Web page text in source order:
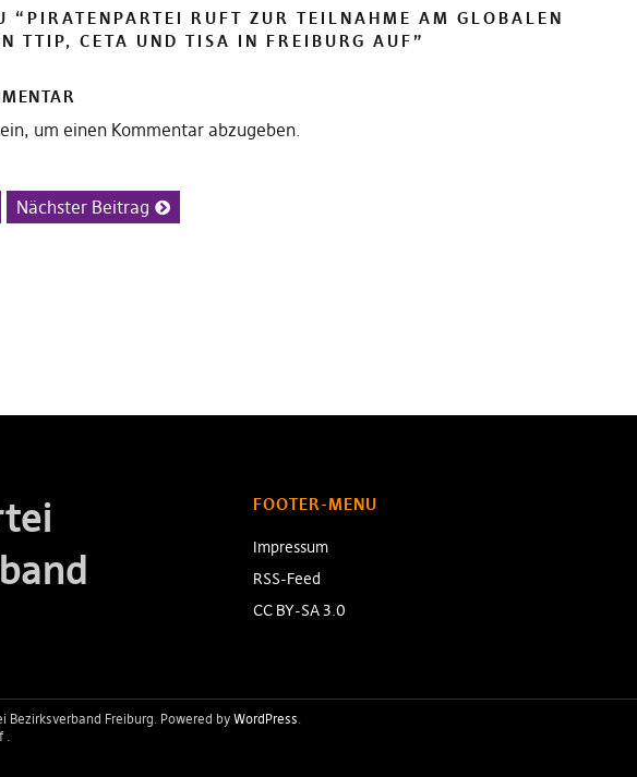
“ PIRATENPARTEI RUFT ZUR TEILNAHME AM GLOBALEN
TTIP, CETA UND TISA IN FREIBURG AUF”
um einen Kommentar abzugeben.
Nächster Beitrag
FOOTER-MENU
Impressum
RSS-Feed
CC BY-SA 3.0
Freiburg Powered by WordPress